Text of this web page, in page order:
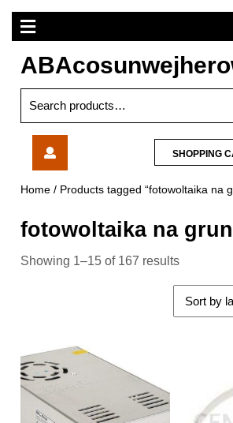
Skip
content
Open
Menu
for:
Przemys.12V/30A
70566
SHOPPING
Home / Products tagged “fotowoltaika na
fotowoltaika na
Showing 1–15 of 167 results